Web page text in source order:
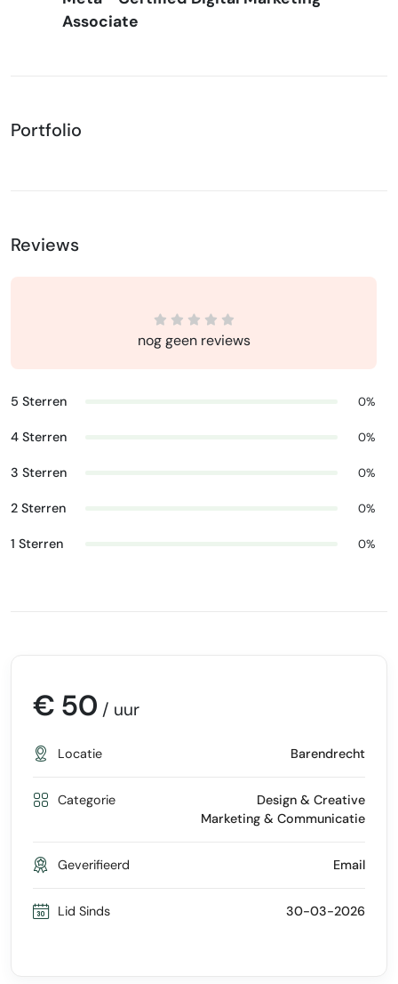
Associate
Portfolio
Reviews
nog geen reviews
5 Sterren 0%
4 Sterren 0%
3 Sterren 0%
2 Sterren 0%
1 Sterren 0%
€ 50 / uur
Locatie Barendrecht
Categorie
Design & Creative
Marketing & Communicatie
Geverifieerd Email
Lid Sinds 30-03-2026